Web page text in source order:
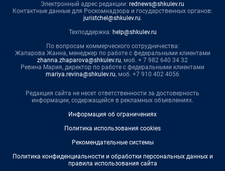
Электронный адрес редакции: rednews@shkulev.ru
Контактные данные для Роскомнадзора и государственных органов:
juristchel@shkulev.ru.
Техподдержка: help@shkulev.ru
По вопросам коммерческого сотрудничества:
Жапарова Жанна, менеджер по работе с федеральными клиентами
zhanna.zhaparova@shkulev.ru, моб. + 7 982 640 34 32
Ревина Мария, директор по работе с федеральными клиентами
mariya.revina@shkulev.ru, моб. +7 910 402 4056
Редакция сайта не несет ответственности за достоверность
информации, содержащейся в рекламных объявлениях.
Информация об ограничениях
Политика использования cookies
Рекомендательные системы
Политика конфиденциальности и обработки персональных данных и
правила использования сайта